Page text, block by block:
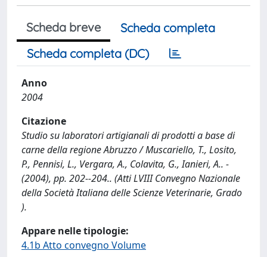
Scheda breve
Scheda completa
Scheda completa (DC)
Anno
2004
Citazione
Studio su laboratori artigianali di prodotti a base di
carne della regione Abruzzo / Muscariello, T., Losito,
P., Pennisi, L., Vergara, A., Colavita, G., Ianieri, A.. -
(2004), pp. 202--204.. (Atti LVIII Convegno Nazionale
della Società Italiana delle Scienze Veterinarie, Grado
).
Appare nelle tipologie:
4.1b Atto convegno Volume